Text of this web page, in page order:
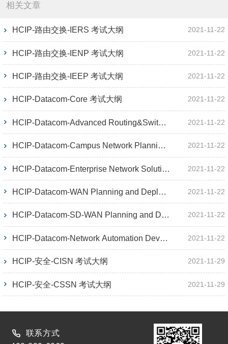
相关文章
HCIP-路由交换-IERS 考试大纲 2021-11-22
HCIP-路由交换-IENP 考试大纲 2021-11-22
HCIP-路由交换-IEEP 考试大纲 2021-11-22
HCIP-Datacom-Core 考试大纲 2021-11-22
HCIP-Datacom-Advanced Routing&Switching 考试大纲 2021-11-22
HCIP-Datacom-Campus Network Planning and Deployment 考试大纲 2021-11-22
HCIP-Datacom-Enterprise Network Solution Design 考试大纲 2021-11-22
HCIP-Datacom-WAN Planning and Deployment 考试大纲 2021-11-22
HCIP-Datacom-SD-WAN Planning and Deployment 考试大纲 2021-11-22
HCIP-Datacom-Network Automation Developer 考试大纲 2021-11-22
HCIP-安全-CISN 考试大纲 2021-11-29
HCIP-安全-CSSN 考试大纲 2021-11-29
联系方式